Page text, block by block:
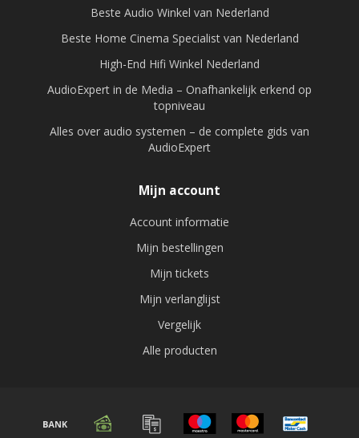
Beste Audio Winkel van Nederland
Beste Home Cinema Specialist van Nederland
High-End Hifi Winkel Nederland
AudioExpert in de Media – Onafhankelijk erkend op
topniveau
Alles over audio systemen – de complete gids van
AudioExpert
Mijn account
Account informatie
Mijn bestellingen
Mijn tickets
Mijn verlanglijst
Vergelijk
Alle producten